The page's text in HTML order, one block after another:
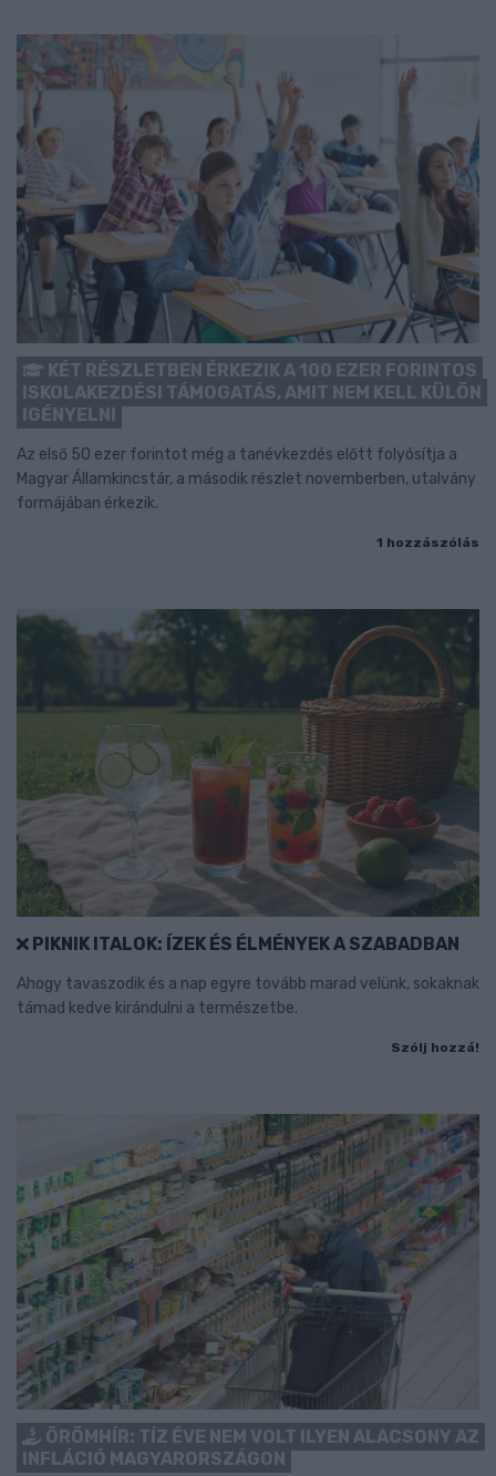
KÉT RÉSZLETBEN ÉRKEZIK A 100 EZER FORINTOS
ISKOLAKEZDÉSI TÁMOGATÁS, AMIT NEM KELL KÜLÖN
IGÉNYELNI
Az első 50 ezer forintot még a tanévkezdés előtt folyósítja a
Magyar Államkincstár, a második részlet novemberben, utalvány
formájában érkezik.
1 hozzászólás
PIKNIK ITALOK: ÍZEK ÉS ÉLMÉNYEK A SZABADBAN
Ahogy tavaszodik és a nap egyre tovább marad velünk, sokaknak
támad kedve kirándulni a természetbe.
Szólj hozzá!
ÖRÖMHÍR: TÍZ ÉVE NEM VOLT ILYEN ALACSONY AZ
INFLÁCIÓ MAGYARORSZÁGON